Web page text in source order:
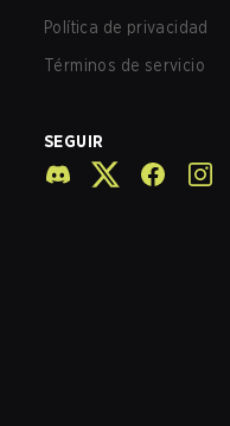
Política de privacidad
Términos de servicio
SEGUIR